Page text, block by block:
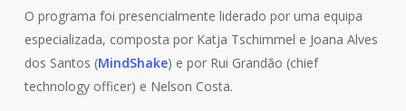
O programa foi presencialmente liderado por uma equipa
especializada, composta por Katja Tschimmel e Joana Alves
dos Santos (MindShake) e por Rui Grandão (chief
technology officer) e Nelson Costa.